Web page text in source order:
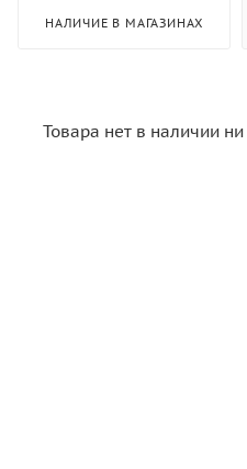
НАЛИЧИЕ В МАГАЗИНАХ
Товара нет в наличии